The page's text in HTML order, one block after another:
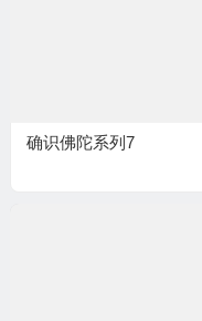
确识佛陀系列7